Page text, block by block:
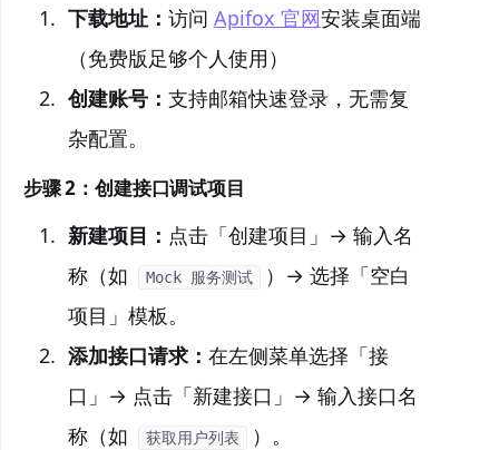
下载地址： 访问 Apifox 官网安装桌面端
（免费版足够个人使用）
创建账号： 支持邮箱快速登录，无需复
杂配置。
步骤 2：创建接口调试项目
新建项目： 点击「创建项目」→ 输入名
称（如
Mock 服务测试
）→ 选择「空白
项目」模板。
添加接口请求： 在左侧菜单选择「接
口」→ 点击「新建接口」→ 输入接口名
称（如
获取用户列表 ）。